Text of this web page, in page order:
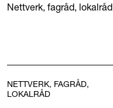
Nettverk, fagråd, lokalråd
NETTVERK, FAGRÅD,
LOKALRÅD